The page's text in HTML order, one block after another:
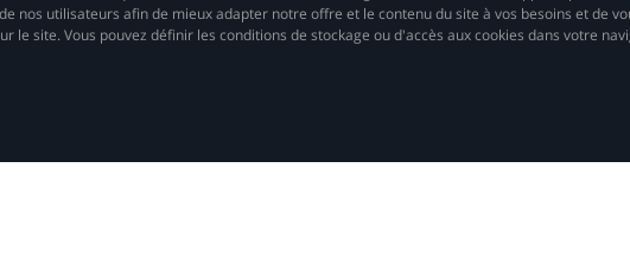
nos utilisateurs afin de mieux adapter notre offre et le contenu du site à vos besoins et de
site. Vous pouvez définir les conditions de stockage ou d'accès aux cookies dans votre